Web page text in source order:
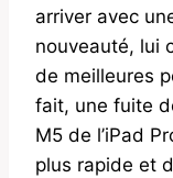
arriver avec
nouveauté, lui
de meilleures
fait, une fuite
M5 de l’iPad
plus rapide et